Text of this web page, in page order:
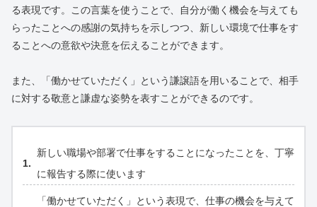
る表現です。この言葉を使うことで、自分が働く機会を与えても
らったことへの感謝の気持ちを示しつつ、新しい環境で仕事をす
ることへの意欲や決意を伝えることができます。
また、「働かせていただく」という謙譲語を用いることで、相手
に対する敬意と謙虚な姿勢を表すことができるのです。
新しい職場や部署で仕事をすることになったことを、丁寧
に報告する際に使います
「働かせていただく」という表現で、仕事の機会を与えて